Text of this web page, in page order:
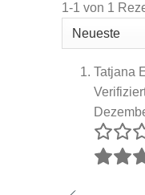
1-1 von 1
Tatjana